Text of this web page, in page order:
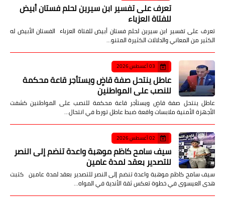
تعرف على تفسير ابن سيرين لحلم فستان أبيض
للفتاة العزباء
تعرف على تفسير ابن سيرين لحلم فستان أبيض للفتاة العزباء الفستان الأبيض له
الكثير من المعاني والدلالات الكثيرة المتنو…
03 أغسطس 2026
عاطل ينتحل صفة قاضٍ ويستأجر قاعة محكمة
للنصب على المواطنين
عاطل ينتحل صفة قاضٍ ويستأجر قاعة محكمة للنصب على المواطنين كشفت
الأجهزة الأمنية ملابسات واقعة ضبط عاطل تورط في انتحال…
02 أغسطس 2026
سيف سامح كاظم موهبة واعدة تنضم إلى النصر
للتصدير بعقد لمدة عامين
سيف سامح كاظم موهبة واعدة تنضم إلى النصر للتصدير بعقد لمدة عامين كتبت
هدى العيسوى في خطوة تعكس ثقة الأندية في المواه…